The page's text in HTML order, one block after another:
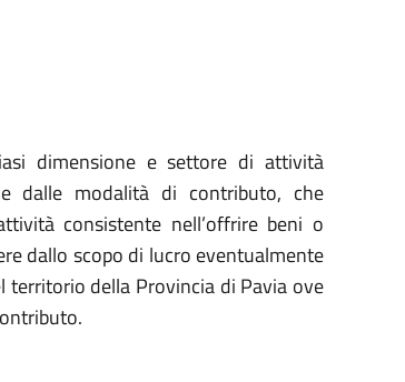
dimensione e settore di attività
dalle modalità di contributo, che
consistente nell’offrire beni o
dallo scopo di lucro eventualmente
territorio della Provincia di Pavia ove